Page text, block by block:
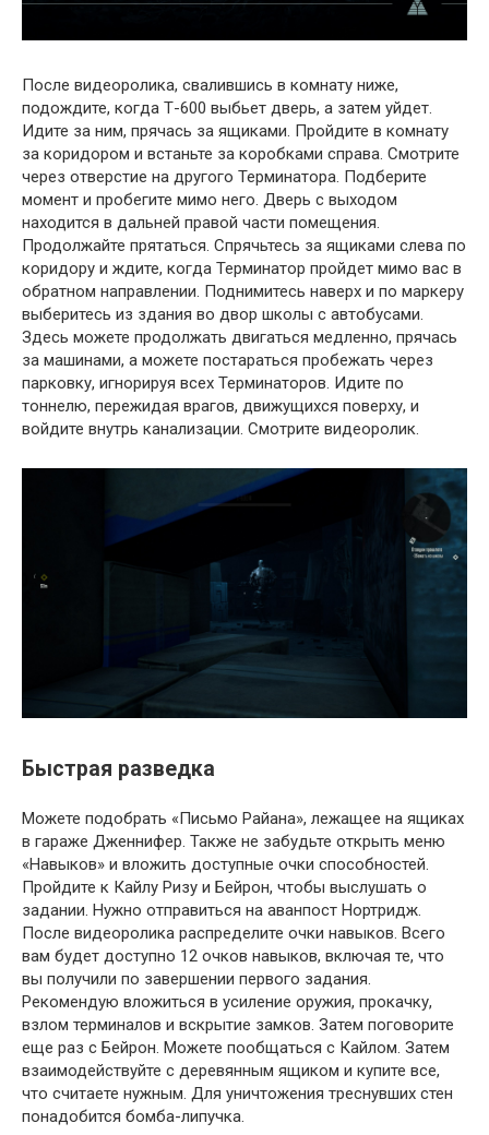
После видеоролика, свалившись в комнату ниже,
подождите, когда Т-600 выбьет дверь, а затем уйдет.
Идите за ним, прячась за ящиками. Пройдите в комнату
за коридором и встаньте за коробками справа. Смотрите
через отверстие на другого Терминатора. Подберите
момент и пробегите мимо него. Дверь с выходом
находится в дальней правой части помещения.
Продолжайте прятаться. Спрячьтесь за ящиками слева по
коридору и ждите, когда Терминатор пройдет мимо вас в
обратном направлении. Поднимитесь наверх и по маркеру
выберитесь из здания во двор школы с автобусами.
Здесь можете продолжать двигаться медленно, прячась
за машинами, а можете постараться пробежать через
парковку, игнорируя всех Терминаторов. Идите по
тоннелю, пережидая врагов, движущихся поверху, и
войдите внутрь канализации. Смотрите видеоролик.
Быстрая разведка
Можете подобрать «Письмо Райана», лежащее на ящиках
в гараже Дженнифер. Также не забудьте открыть меню
«Навыков» и вложить доступные очки способностей.
Пройдите к Кайлу Ризу и Бейрон, чтобы выслушать о
задании. Нужно отправиться на аванпост Нортридж.
После видеоролика распределите очки навыков. Всего
вам будет доступно 12 очков навыков, включая те, что
вы получили по завершении первого задания.
Рекомендую вложиться в усиление оружия, прокачку,
взлом терминалов и вскрытие замков. Затем поговорите
еще раз с Бейрон. Можете пообщаться с Кайлом. Затем
взаимодействуйте с деревянным ящиком и купите все,
что считаете нужным. Для уничтожения треснувших стен
понадобится бомба-липучка.